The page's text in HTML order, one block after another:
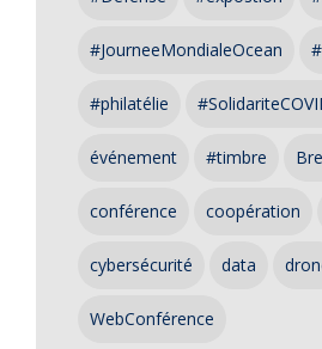
#JourneeMondialeOcean
#philatélie
événement #timbre
conférence coopération
cybersécurité data
WebConférence